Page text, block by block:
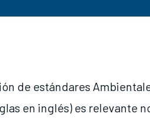
de estándares
en inglés) es relevante